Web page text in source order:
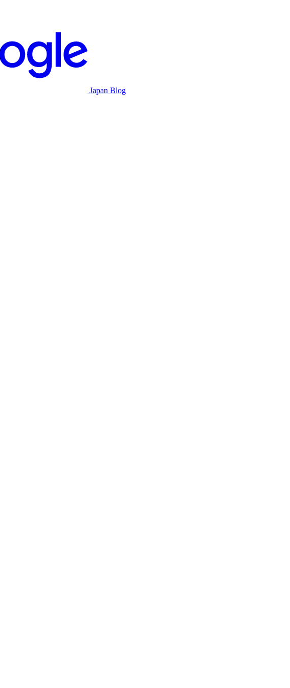
Japan Blog